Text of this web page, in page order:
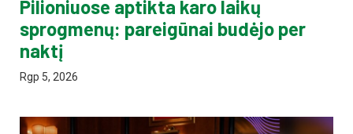
Pilioniuose aptikta karo laikų
sprogmenų: pareigūnai budėjo per
naktį
Rgp 5, 2026